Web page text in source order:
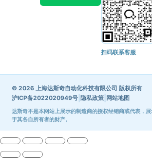
扫码联系客服
© 2026 上海达斯奇自动化科技有限公司 版权所有
沪ICP备2022020949号 隐私政策 网站地图
达斯奇不是本网站上展示的制造商的授权经销商或代表，
于其各自所有者的财产。